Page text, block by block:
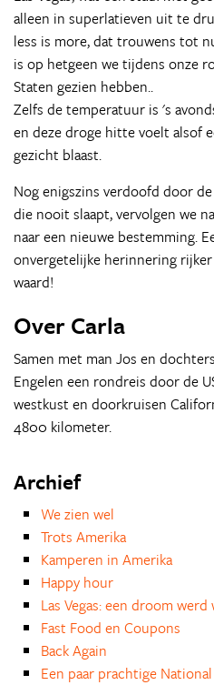
alleen in superlatieven uit te
less is more, dat trouwens tot
is op hetgeen we tijdens onze
Staten gezien hebben..
Zelfs de temperatuur is 's
en deze droge hitte voelt alsof
gezicht blaast.
Nog enigszins verdoofd door
die nooit slaapt, vervolgen we
naar een nieuwe bestemming.
onvergetelijke herinnering
waard!
Over Carla
Samen met man Jos en
Engelen een rondreis door de
westkust en doorkruisen
4800 kilometer.
Archief
We zien wel
Trots Amerika
Kamperen in Amerika
Happy hour
Las Vegas: een droom
Fast Food en Coupons
Back Again
Een paar prachtige National